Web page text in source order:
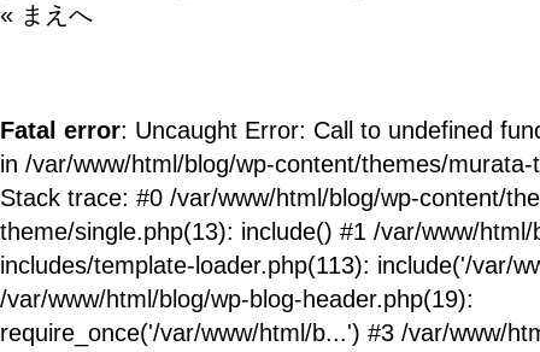
« まえへ
Fatal error: Uncaught Error: Call to undefined
in /var/www/html/blog/wp-content/themes/
Stack trace: #0 /var/www/html/blog/wp-content/
theme/single.php(13): include() #1 /var/www/html/
includes/template-loader.php(113): include('/var/
/var/www/html/blog/wp-blog-header.php(19):
require_once('/var/www/html/b...') #3 /var/www/